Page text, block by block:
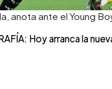
anota ante el Young
Hoy arranca la